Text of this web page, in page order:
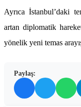
Ayrıca İstanbul’daki
artan diplomatik
yönelik yeni temas
Paylaş: